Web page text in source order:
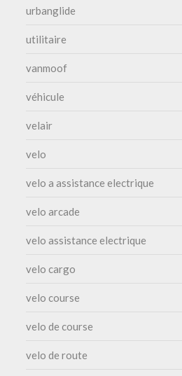
urbanglide
utilitaire
vanmoof
véhicule
velair
velo
velo a assistance electrique
velo arcade
velo assistance electrique
velo cargo
velo course
velo de course
velo de route